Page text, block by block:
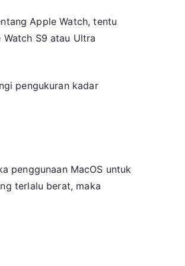
Apple Watch, tentu
S9 atau Ultra
pengukuran kadar
penggunaan MacOS untuk
terlalu berat, maka